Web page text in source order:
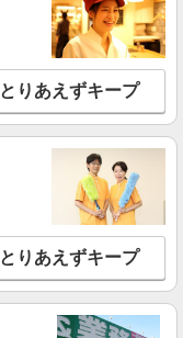
とりあえずキープ
とりあえずキープ